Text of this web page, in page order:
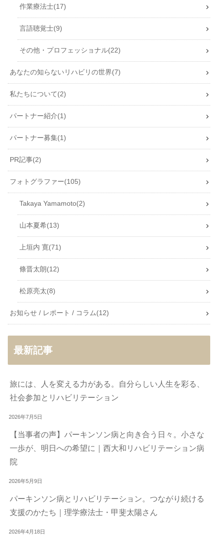
作業療法士 17
言語聴覚士 9
その他・プロフェッショナル 22
あなたの知らないリハビリの世界 7
私たちについて 2
パートナー紹介 1
パートナー募集 1
PR記事 2
フォトグラファー 105
Takaya Yamamoto 2
山本夏希 13
上垣内 寛 71
條晋太朗 12
松原亮太 8
お知らせ / レポート / コラム 12
最新記事
旅には、人を変える力がある。自分らしい人生を彩る、
社会参加とリハビリテーション
2026年7月5日
【当事者の声】パーキンソン病と向き合う日々。小さな
一歩が、明日への希望に｜西大和リハビリテーション病
院
2026年5月9日
パーキンソン病とリハビリテーション。つながり続ける
支援のかたち｜理学療法士・甲斐太陽さん
2026年4月18日